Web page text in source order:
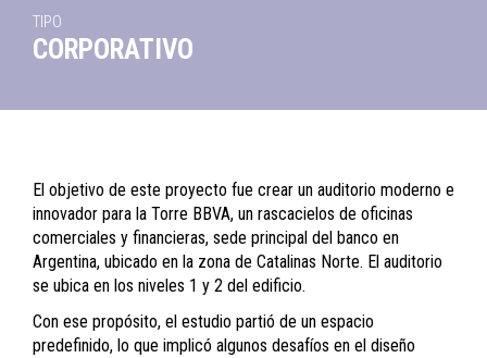
TIPO
CORPORATIVO
El objetivo de este proyecto fue crear un auditorio moderno e
innovador para la Torre BBVA, un rascacielos de oficinas
comerciales y financieras, sede principal del banco en
Argentina, ubicado en la zona de Catalinas Norte. El auditorio
se ubica en los niveles 1 y 2 del edificio.
Con ese propósito, el estudio partió de un espacio
predefinido, lo que implicó algunos desafíos en el diseño